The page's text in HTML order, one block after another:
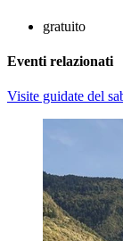
gratuito
Eventi relazionati
Visite guidate del